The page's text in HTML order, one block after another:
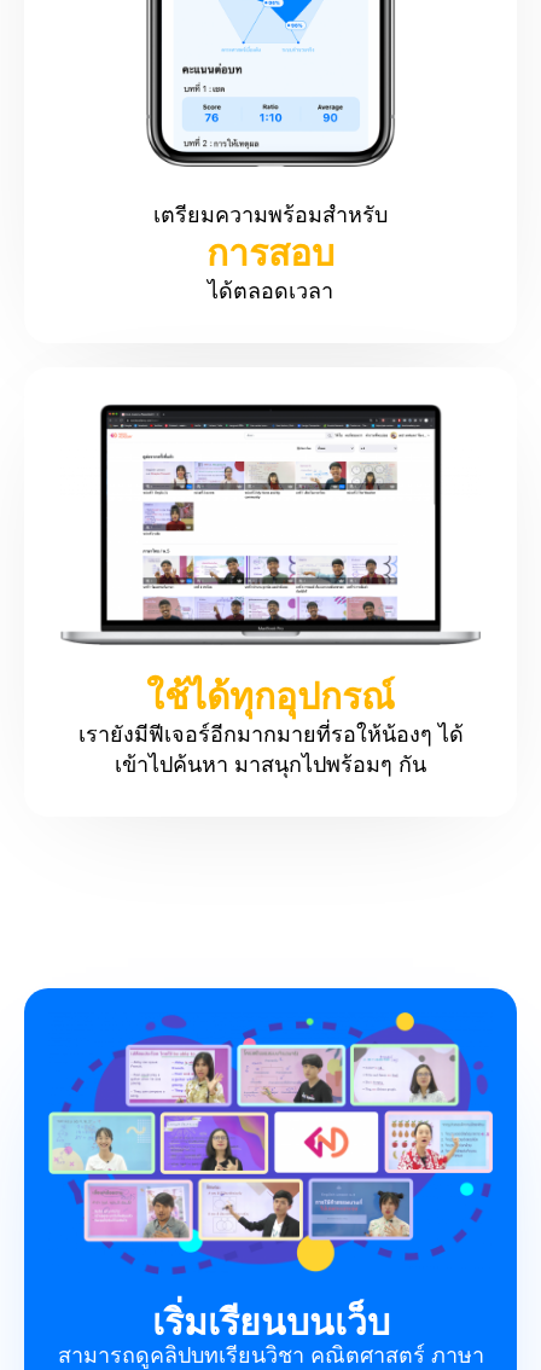
เตรียมความพร้อมสำหรับ
การสอบ
ได้ตลอดเวลา
ใช้ได้ทุกอุปกรณ์
เรายังมีฟีเจอร์อีกมากมายที่รอให้น้องๆ ได้
เข้าไปค้นหา มาสนุกไปพร้อมๆ กัน
เริ่มเรียนบนเว็บ​
สามารถดูคลิปบทเรียนวิชา คณิตศาสตร์ ภาษา